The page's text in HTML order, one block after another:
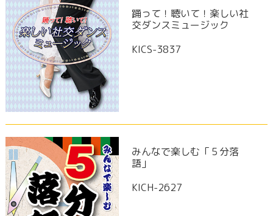
踊って！聴いて！楽しい社
交ダンスミュージック
KICS-3837
みんなで楽しむ「５分落
語」
KICH-2627